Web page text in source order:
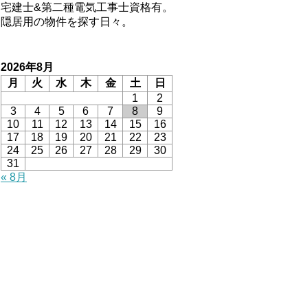
宅建士&第二種電気工事士資格有。
隠居用の物件を探す日々。
2026年8月
月
火 水 木 金 土
日
1
2
3
4 5 6 7 8
9
10
11 12 13 14 15
16
17
18 19 20 21 22
23
24
25 26 27 28 29
30
31
« 8月